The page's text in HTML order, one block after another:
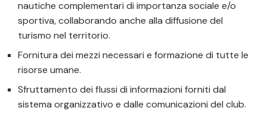
nautiche complementari di importanza sociale e/o
sportiva, collaborando anche alla diffusione del
turismo nel territorio.
Fornitura dei mezzi necessari e formazione di tutte le
risorse umane.
Sfruttamento dei flussi di informazioni forniti dal
sistema organizzativo e dalle comunicazioni del club.